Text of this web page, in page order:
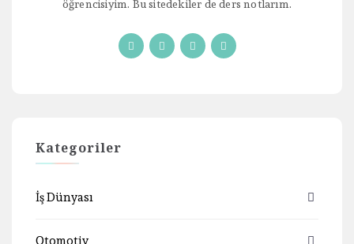
öğrencisiyim. Bu sitedekiler de ders notlarım.
Kategoriler
İş Dünyası
Otomotiv